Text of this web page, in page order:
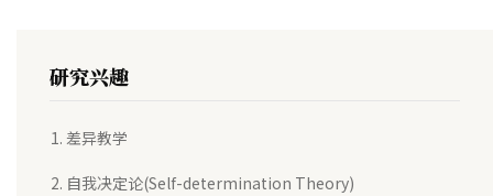
研究兴趣
差异教学
自我决定论(Self-determination Theory)